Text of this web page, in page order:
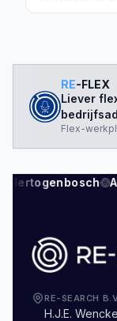
RE-FLEX
Liever
Flex-
Hertogenbosch
RE-SEARCH
H.J.E.